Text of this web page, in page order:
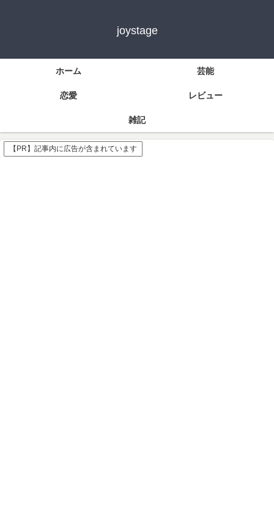
joystage
ホーム 芸能
恋愛 レビュー
雑記
【PR】記事内に広告が含まれています